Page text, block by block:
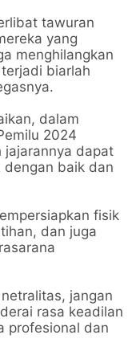
tawuran
yang
menghilangkan
biarlah
dalam
2024
jajarannya dapat
dengan baik dan
fisik
dan juga
jangan
rasa keadilan
profesional dan